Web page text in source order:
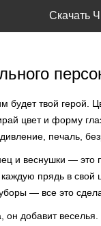
Скачать
будет твой герой.
цвет и форму
печаль,
и веснушки — это
прядь в свой
— все это
он добавит